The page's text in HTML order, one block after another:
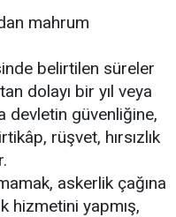
mahrum
belirtilen süreler
dolayı bir yıl veya
devletin güvenliğine,
rüşvet, hırsızlık
.
askerlik çağına
hizmetini yapmış,